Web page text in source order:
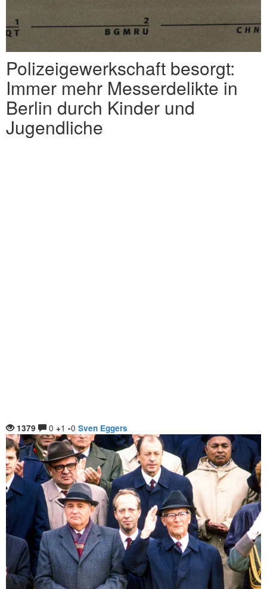
Polizeigewerkschaft besorgt:
Immer mehr Messerdelikte in
Berlin durch Kinder und
Jugendliche
1379 0 +1 -0 Sven Eggers